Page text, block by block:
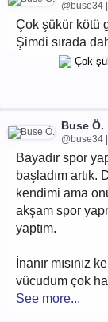
@buse34
Çok şükür kötü
Şimdi sırada
Buse Ö.
@buse34
Bayadır spor
başladım artık.
kendimi ama
akşam spor
yaptım.
İnanır mısınız
vücudum çok
See more...